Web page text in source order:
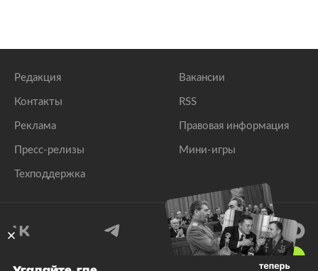
Редакция
Контакты
Реклама
Пресс-релизы
Техподдержка
Вакансии
RSS
Правовая информация
Мини-игры